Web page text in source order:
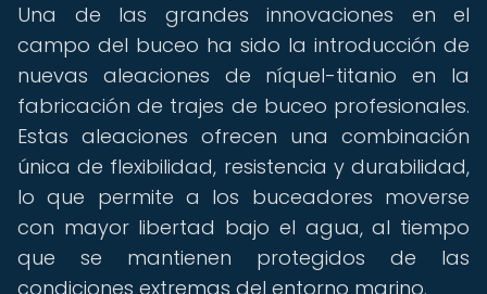
Una de las grandes innovaciones en el
campo del buceo ha sido la introducción de
nuevas aleaciones de níquel-titanio en la
fabricación de trajes de buceo profesionales.
Estas aleaciones ofrecen una combinación
única de flexibilidad, resistencia y durabilidad,
lo que permite a los buceadores moverse
con mayor libertad bajo el agua, al tiempo
que se mantienen protegidos de las
condiciones extremas del entorno marino.